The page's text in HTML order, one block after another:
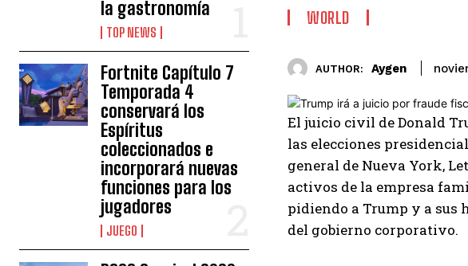
la gastronomía
TOP NEWS
Fortnite Capítulo 7
Temporada 4
conservará los
Espíritus
coleccionados e
incorporará nuevas
funciones para los
jugadores
JUEGO
WORLD
AUTHOR: Aygen
El juicio civil de Donald
las elecciones
general de Nueva York,
activos de la empresa
pidiendo a Trump y a sus
del gobierno corporativo.